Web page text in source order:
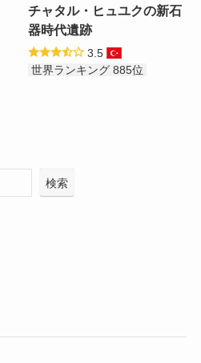
チャタル・ヒュユクの新石
器時代遺跡
3.5
世界ランキング 885位
検索